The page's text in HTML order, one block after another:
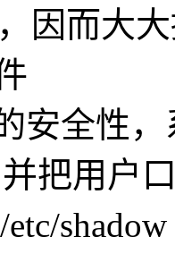
因而大
安全性
把用户